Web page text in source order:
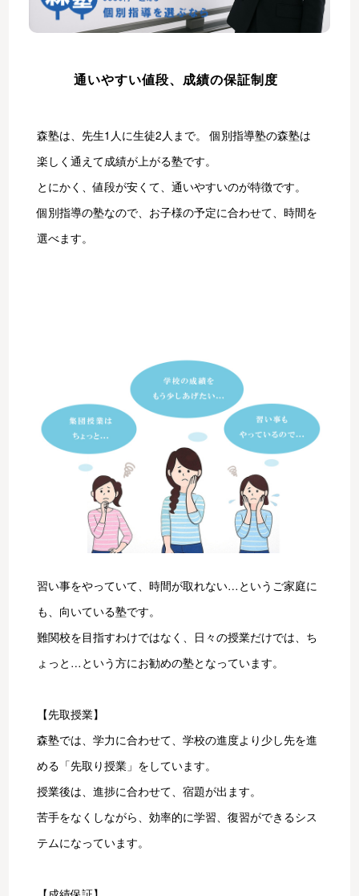
通いやすい値段、成績の保証制度
森塾は、先生1人に生徒2人まで。 個別指導塾の森塾は
楽しく通えて成績が上がる塾です。
とにかく、値段が安くて、通いやすいのが特徴です。
個別指導の塾なので、お子様の予定に合わせて、時間を
選べます。
習い事をやっていて、時間が取れない…というご家庭に
も、向いている塾です。
難関校を目指すわけではなく、日々の授業だけでは、ち
ょっと…という方にお勧めの塾となっています。
【先取授業】
森塾では、学力に合わせて、学校の進度より少し先を進
める「先取り授業」をしています。
授業後は、進捗に合わせて、宿題が出ます。
苦手をなくしながら、効率的に学習、復習ができるシス
テムになっています。